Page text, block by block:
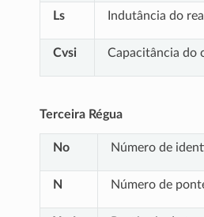
Ls Indutância do
Cvsi Capacitância do
Terceira Régua
No Número de
N Número de